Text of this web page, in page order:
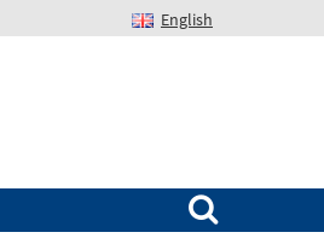
English
Suchen nach: